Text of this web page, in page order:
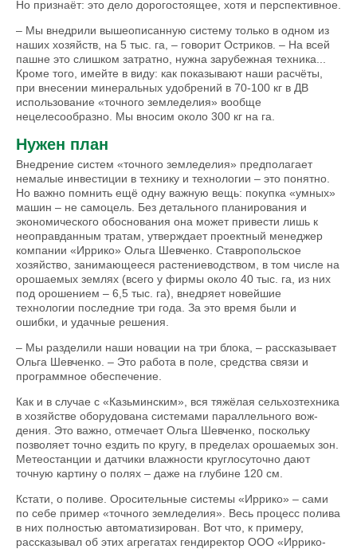
Но признаёт: это дело дорогостоящее, хотя и перспективное.
– Мы внедрили вышеописанную систему только в одном из
наших хозяйств, на 5 тыс. га, – говорит Остриков. – На всей
пашне это слишком затратно, нужна зарубежная техника...
Кроме того, имейте в виду: как показывают наши расчёты,
при внесении минеральных удобрений в 70-100 кг в ДВ
использование «точного земледелия» вообще
нецелесообразно. Мы вносим около 300 кг на га.
Нужен план
Внедрение систем «точного земледелия» предполагает
немалые инвестиции в технику и технологии – это понятно.
Но важно помнить ещё одну важную вещь: покупка «умных»
машин – не самоцель. Без детального планирования и
экономического обоснования она может привести лишь к
неоправданным тратам, утверждает проектный менеджер
компании «Иррико» Ольга Шевченко. Ставропольское
хозяйство, занимающееся растениеводством, в том числе на
орошаемых землях (всего у фирмы около 40 тыс. га, из них
под орошением – 6,5 тыс. га), внедряет новейшие
технологии последние три года. За это время были и
ошибки, и удачные решения.
– Мы разделили наши новации на три блока, – рассказывает
Ольга Шевченко. – Это работа в поле, средства связи и
программное обеспечение.
Как и в случае с «Казьминским», вся тяжёлая сельхозтехника
в хозяйстве оборудована системами параллельного вож­
дения. Это важно, отмечает Ольга Шевченко, поскольку
позволяет точно ездить по кругу, в пределах орошаемых зон.
Метеостанции и датчики влажности круглосуточно дают
точную картину о полях – даже на глубине 120 см.
Кстати, о поливе. Оросительные системы «Иррико» – сами
по себе пример «точного земледелия». Весь процесс полива
в них полностью автоматизирован. Вот что, к примеру,
рассказывал об этих агрегатах гендиректор ООО «Иррико-